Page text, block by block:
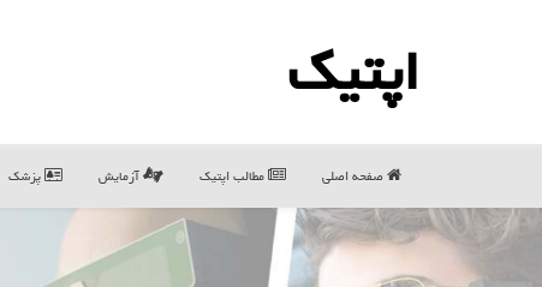
اپتیك
صفحه اصلی مطالب اپتیك آزمایش پزشک